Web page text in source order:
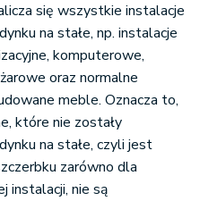
się wszystkie instalacje
na stałe, np. instalacje
komputerowe,
oraz normalne
meble. Oznacza to,
które nie zostały
na stałe, czyli jest
zarówno dla
instalacji, nie są